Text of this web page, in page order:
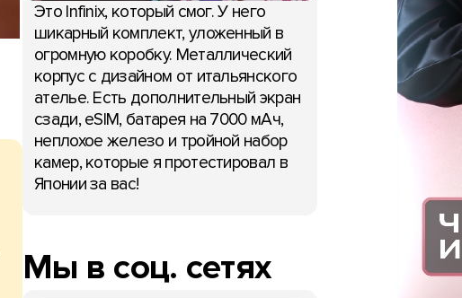
Это Infinix, который смог. У него
шикарный комплект, уложенный в
огромную коробку. Металлический
корпус с дизайном от итальянского
ателье. Есть дополнительный экран
сзади, eSIM, батарея на 7000 мАч,
неплохое железо и тройной набор
камер, которые я протестировал в
Японии за вас!
Мы в соц. сетях